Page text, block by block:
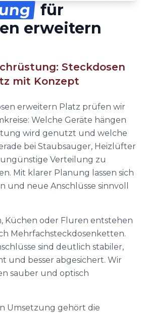
für
erweitern
Steckdosen
mit Konzept
erweitern Platz prüfen wir
Welche Geräte hängen
wird genutzt und welche
bei Staubsauger, Heizlüfter
Verteilung zu
Mit klarer Planung lassen sich
und neue Anschlüsse sinnvoll
Küchen oder Fluren entstehen
Mehrfachsteckdosenketten.
sind deutlich stabiler,
und besser abgesichert. Wir
sauber und optisch
Umsetzung gehört die